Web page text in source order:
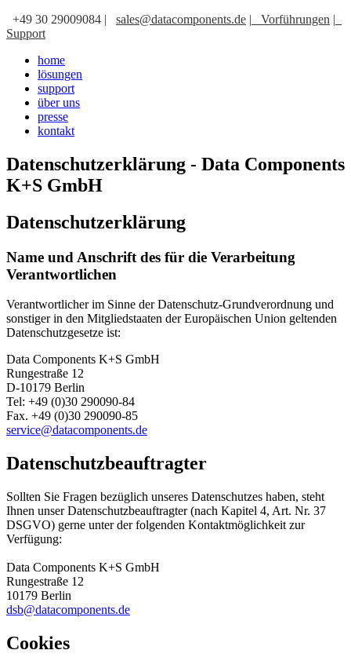
+49 30 29009084 | sales@datacomponents.de | Vorführungen |
Support
home
lösungen
support
über uns
presse
kontakt
Datenschutzerklärung - Data Components
K+S GmbH
Datenschutzerklärung
Name und Anschrift des für die Verarbeitung
Verantwortlichen
Verantwortlicher im Sinne der Datenschutz-Grundverordnung und
sonstiger in den Mitgliedstaaten der Europäischen Union geltenden
Datenschutzgesetze ist:
Data Components K+S GmbH
Rungestraße 12
D-10179 Berlin
Tel: +49 (0)30 290090-84
Fax. +49 (0)30 290090-85
service@datacomponents.de
Datenschutzbeauftragter
Sollten Sie Fragen bezüglich unseres Datenschutzes haben, steht
Ihnen unser Datenschutzbeauftragter (nach Kapitel 4, Art. Nr. 37
DSGVO) gerne unter der folgenden Kontaktmöglichkeit zur
Verfügung:
Data Components K+S GmbH
Rungestraße 12
10179 Berlin
dsb@datacomponents.de
Cookies